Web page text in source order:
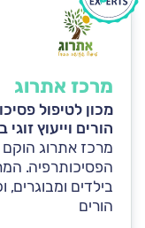
מרכז אתרוג
מכון לטיפול
הורים וייעוץ
מרכז אתרוג הוקם
הפסיכותרפיה.
בילדים ומבוגרים,
הורים